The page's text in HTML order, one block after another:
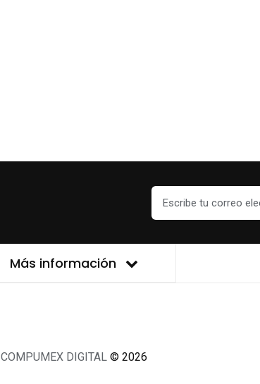
Más información
COMPUMEX DIGITAL © 2026